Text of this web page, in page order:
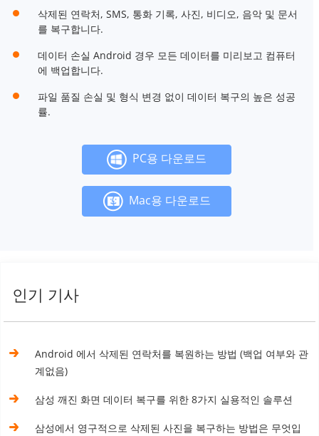
삭제된 연락처, SMS, 통화 기록, 사진, 비디오, 음악 및 문서
를 복구합니다.
데이터 손실 Android 경우 모든 데이터를 미리보고 컴퓨터
에 백업합니다.
파일 품질 손실 및 형식 변경 없이 데이터 복구의 높은 성공
률.
PC용 다운로드
Mac용 다운로드
인기 기사
Android 에서 삭제된 연락처를 복원하는 방법 (백업 여부와 관
계없음)
삼성 깨진 화면 데이터 복구를 위한 8가지 실용적인 솔루션
삼성에서 영구적으로 삭제된 사진을 복구하는 방법은 무엇입